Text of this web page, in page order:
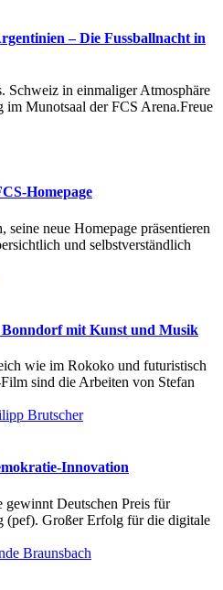
– Die Fussballnacht in
Schweiz in einmaliger Atmosphäre
Munotsaal der FCS Arena.Freue
Homepage
neue Homepage präsentieren
und selbstverständlich
mit Kunst und Musik
wie im Rokoko und futuristisch
sind die Arbeiten von Stefan
Innovation
gewinnt Deutschen Preis für
(pef). Großer Erfolg für die digitale